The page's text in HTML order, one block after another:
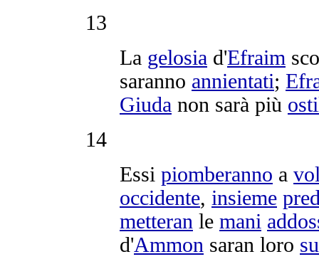
13
La gelosia d'Efraim
saranno annientati;
Giuda non sarà più
14
Essi piomberanno a
occidente, insieme
metteran le mani
d'Ammon saran loro